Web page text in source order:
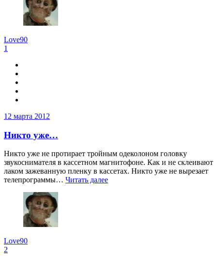
Love90
1
12 марта 2012
Никто уже…
Никто уже не протирает тройным одеколоном головку
звукоснимателя в кассетном магнитофоне. Как и не склеивают
лаком зажеванную пленку в кассетах. Никто уже не вырезает
телепрограммы… Читать далее
Love90
2